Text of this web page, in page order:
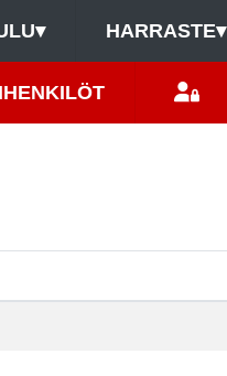
▾ HARRASTE▾